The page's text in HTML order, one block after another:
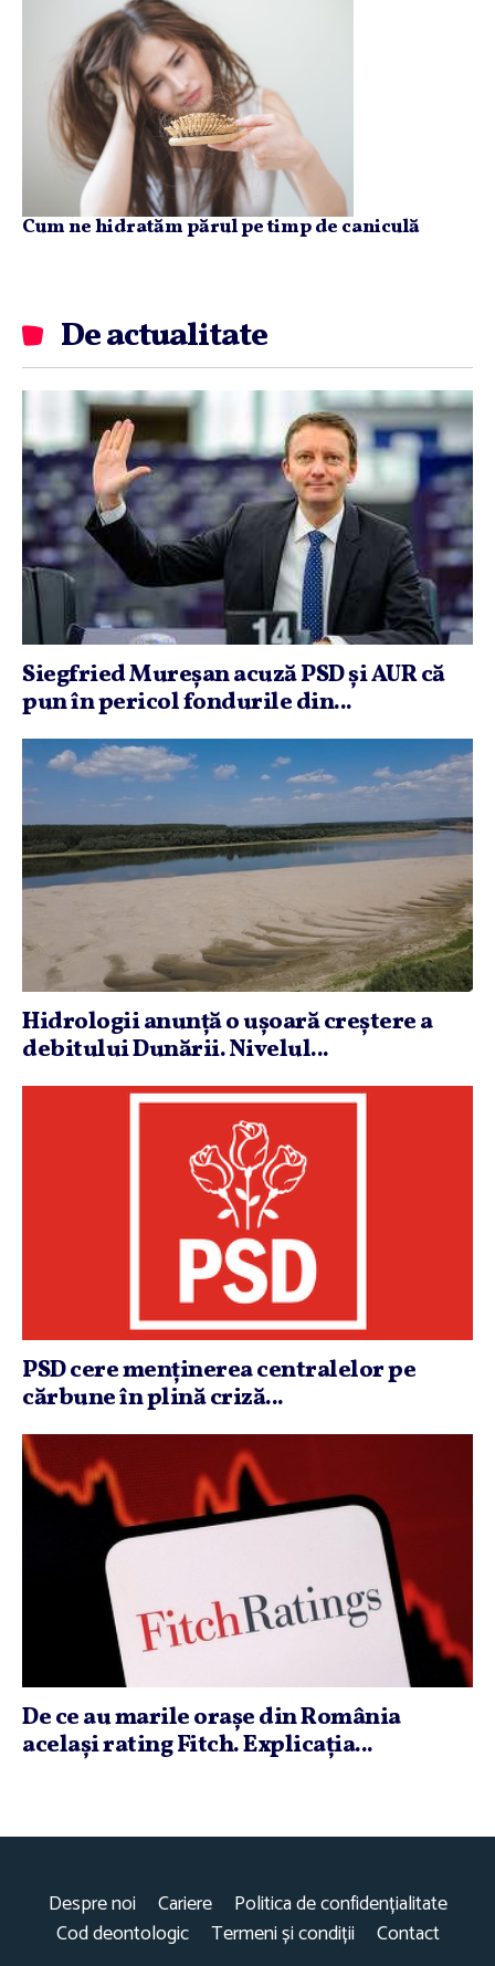
Cum ne hidratăm părul pe timp de caniculă
De actualitate
Siegfried Mureşan acuză PSD şi AUR că
pun în pericol fondurile din...
Hidrologii anunţă o uşoară creştere a
debitului Dunării. Nivelul...
PSD cere menţinerea centralelor pe
cărbune în plină criză...
De ce au marile oraşe din România
acelaşi rating Fitch. Explicaţia...
Despre noi Cariere
Politica de confidențialitate
Cod deontologic
Termeni și condiții Contact